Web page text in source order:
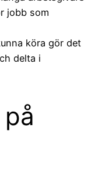
jobb som
köra gör det
delta i